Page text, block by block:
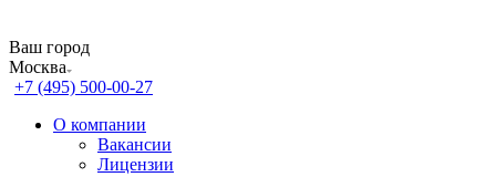
Ваш город
Москва
+7 (495) 500-00-27
О компании
Вакансии
Лицензии